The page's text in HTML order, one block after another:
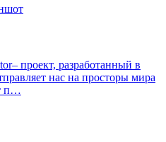
проект, разработанный в
нас на просторы мира
п…